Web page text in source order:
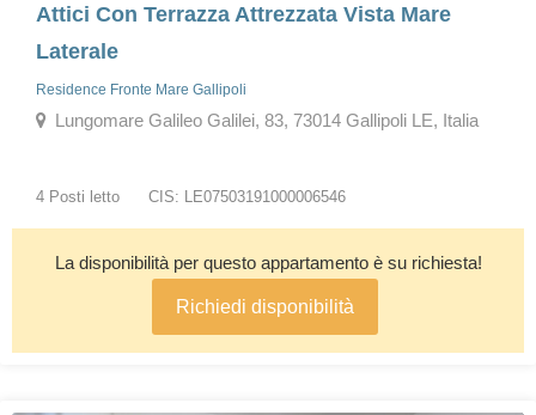
Attici Con Terrazza Attrezzata Vista Mare
Laterale
Residence Fronte Mare Gallipoli
Lungomare Galileo Galilei, 83, 73014 Gallipoli LE, Italia
4 Posti letto CIS: LE07503191000006546
La disponibilità per questo appartamento è su richiesta!
Richiedi disponibilità